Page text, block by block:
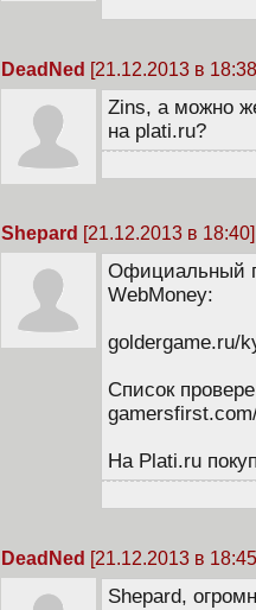
DeadNed [21.12.2013 в
Zins, а можно
на plati.ru?
Shepard [21.12.2013 в 18:40]
Официальный
WebMoney:
goldergame.ru/
Список
На Plati.ru
DeadNed [21.12.2013 в
Shepard,